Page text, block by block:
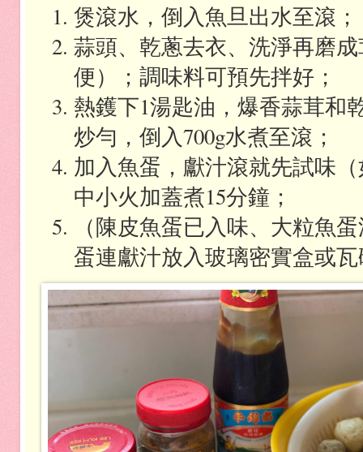
煲滾水，倒入魚旦出水至滾；
蒜頭、乾蔥去衣、洗淨再磨
便）；調味料可預先拌好；
熱鑊下1湯匙油，爆香蒜茸和
炒勻，倒入700g水煮至滾；
加入魚蛋，獻汁滾就先試味
中小火加蓋煮15分鐘；
（陳皮魚蛋已入味、大粒魚
蛋連獻汁放入玻璃密實盒或